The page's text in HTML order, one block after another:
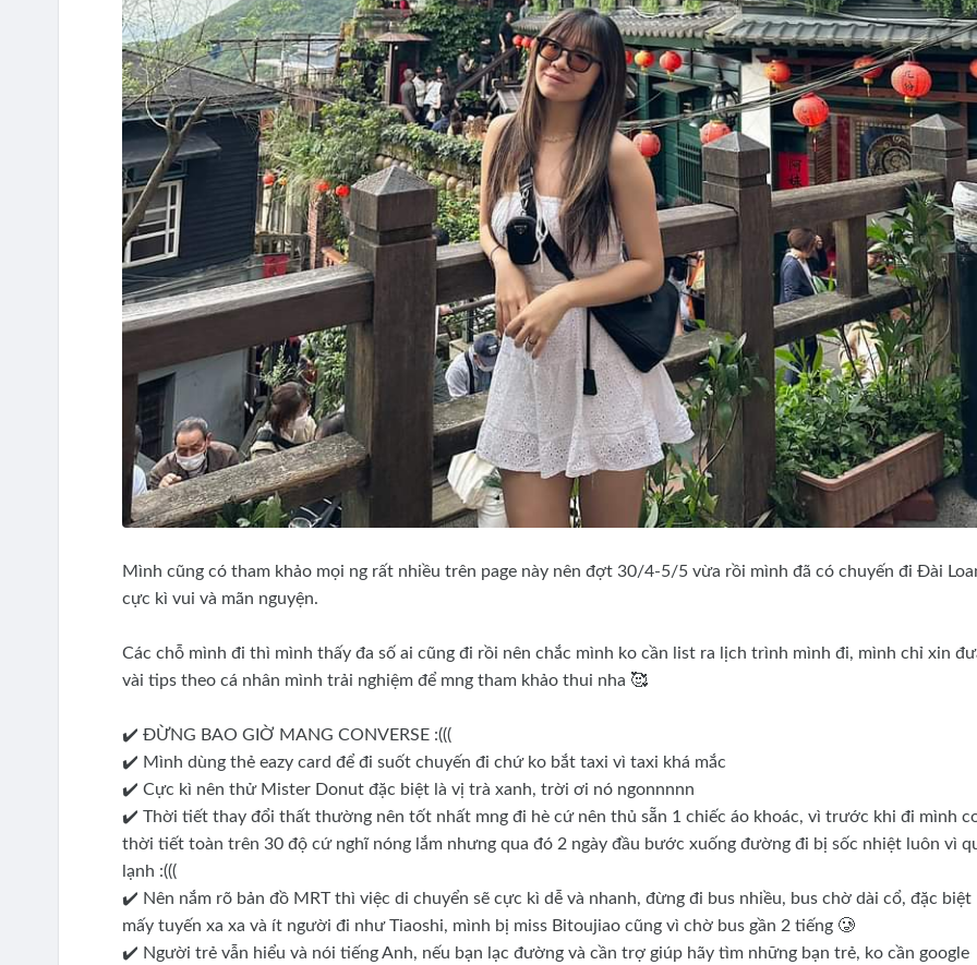
Mình cũng có tham khảo mọi ng rất nhiều trên page này nên đợt 30/4-5/5 vừa rồi mình đã có chuyến đi Đài
cực kì vui và mãn nguyện.
Các chỗ mình đi thì mình thấy đa số ai cũng đi rồi nên chắc mình ko cần list ra lịch trình mình đi, mình chỉ xin
vài tips theo cá nhân mình trải nghiệm để mng tham khảo thui nha 🥰
✔️ ĐỪNG BAO GIỜ MANG CONVERSE :(((
✔️ Mình dùng thẻ eazy card để đi suốt chuyến đi chứ ko bắt taxi vì taxi khá mắc
✔️ Cực kì nên thử Mister Donut đặc biệt là vị trà xanh, trời ơi nó ngonnnnn
✔️ Thời tiết thay đổi thất thường nên tốt nhất mng đi hè cứ nên thủ sẵn 1 chiếc áo khoác, vì trước khi đi mình
thời tiết toàn trên 30 độ cứ nghĩ nóng lắm nhưng qua đó 2 ngày đầu bước xuống đường đi bị sốc nhiệt luôn vì
lạnh :(((
✔️ Nên nắm rõ bản đồ MRT thì việc di chuyển sẽ cực kì dễ và nhanh, đừng đi bus nhiều, bus chờ dài cổ, đặc biệt
mấy tuyến xa xa và ít người đi như Tiaoshi, mình bị miss Bitoujiao cũng vì chờ bus gần 2 tiếng 🥲
✔️ Người trẻ vẫn hiểu và nói tiếng Anh, nếu bạn lạc đường và cần trợ giúp hãy tìm những bạn trẻ, ko cần google